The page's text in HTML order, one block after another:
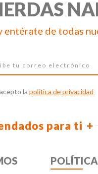
entérate de todas
la política de privacidad
para ti